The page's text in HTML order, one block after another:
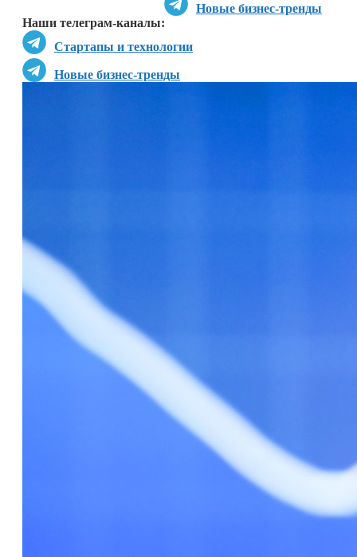
Новые бизнес-тренды
Наши телеграм-каналы:
Стартапы и технологии
Новые бизнес-тренды